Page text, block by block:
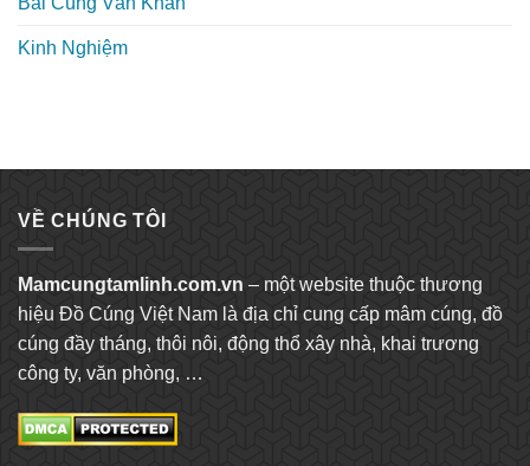
Kinh Nghiệm
VỀ CHÚNG TÔI
Mamcungtamlinh.com.vn – một website thuộc thương
hiệu Đồ Cúng Việt Nam là địa chỉ cung cấp mâm cúng, đồ
cúng đầy tháng, thôi nôi, động thổ xây nhà, khai trương
công ty, văn phòng, …